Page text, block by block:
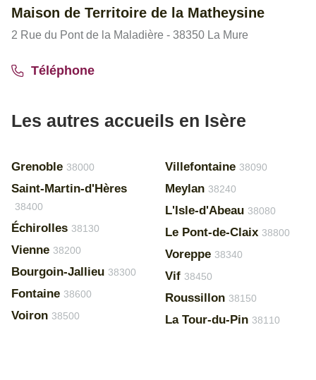
Maison de Territoire de la Matheysine
2 Rue du Pont de la Maladière - 38350 La Mure
Téléphone
Les autres accueils en Isère
Grenoble 38000
Saint-Martin-d'Hères
38400
Échirolles 38130
Vienne 38200
Bourgoin-Jallieu 38300
Fontaine 38600
Voiron 38500
Villefontaine 38090
Meylan 38240
L'Isle-d'Abeau 38080
Le Pont-de-Claix 38800
Voreppe 38340
Vif 38450
Roussillon 38150
La Tour-du-Pin 38110